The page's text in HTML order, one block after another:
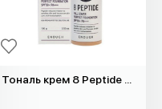
Тональ крем 8 Peptide "Enough" (100гр)